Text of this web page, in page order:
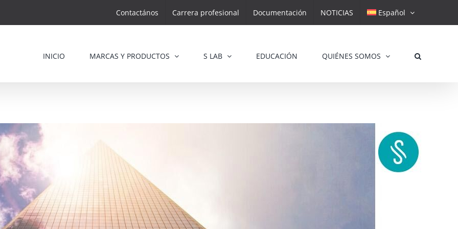
Contactános Carrera profesional Documentación NOTICIAS Español
INICIO MARCAS Y PRODUCTOS S LAB EDUCACIÓN QUIÉNES SOMOS